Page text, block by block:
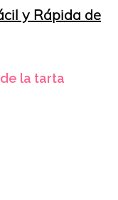
y Rápida de
la tarta